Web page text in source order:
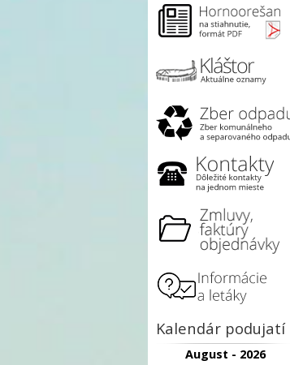
Kalendár podujatí
August - 2026